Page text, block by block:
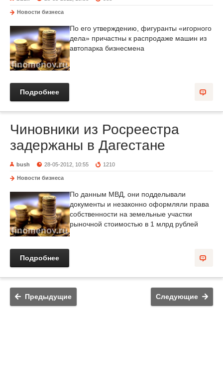
Новости бизнеса
По его утверждению, фигуранты «игорного
дела» причастны к распродаже машин из
автопарка бизнесмена
Подробнее
Чиновники из Росреестра
задержаны в Дагестане
bush 28-05-2012, 10:55 1210
Новости бизнеса
По данным МВД, они подделывали
документы и незаконно оформляли права
собственности на земельные участки
рыночной стоимостью в 1 млрд рублей
Подробнее
Предыдущие Следующие